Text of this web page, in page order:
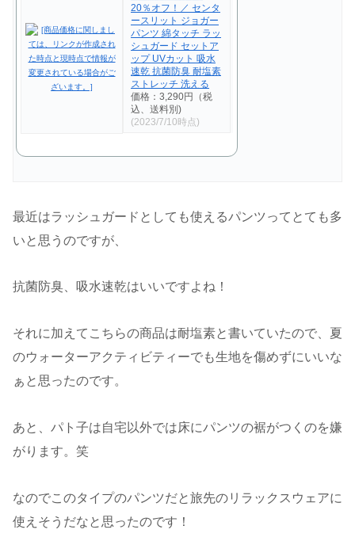
20％オフ！／ センタ
ースリット ジョガー
パンツ 綿タッチ ラッ
シュガード セットア
ップ UVカット 吸水
速乾 抗菌防臭 耐塩素
ストレッチ 洗える
価格：3,290円（税
込、送料別)
(2023/7/10時点)
最近はラッシュガードとしても使えるパンツってとても多
いと思うのですが、
抗菌防臭、吸水速乾はいいですよね！
それに加えてこちらの商品は耐塩素と書いていたので、夏
のウォーターアクティビティーでも生地を傷めずにいいな
ぁと思ったのです。
あと、パト子は自宅以外では床にパンツの裾がつくのを嫌
がります。笑
なのでこのタイプのパンツだと旅先のリラックスウェアに
使えそうだなと思ったのです！